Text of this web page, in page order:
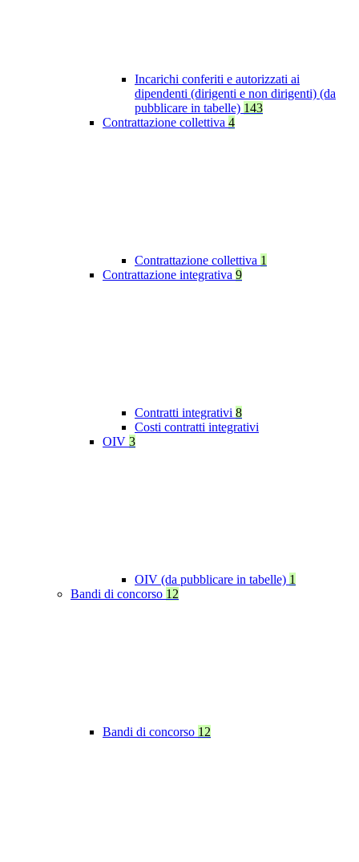
Incarichi conferiti e autorizzati ai
dipendenti (dirigenti e non dirigenti) (da
pubblicare in tabelle) 143
Contrattazione collettiva 4
Contrattazione collettiva 1
Contrattazione integrativa 9
Contratti integrativi 8
Costi contratti integrativi
OIV 3
OIV (da pubblicare in tabelle) 1
Bandi di concorso 12
Bandi di concorso 12